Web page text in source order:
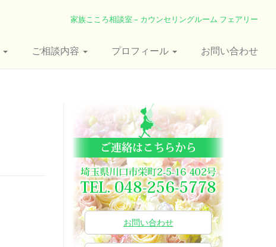
家族こころ相談室 – カウンセリングルーム フェアリー
ご相談内容 プロフィール お問い合わせ
お問い合わせ